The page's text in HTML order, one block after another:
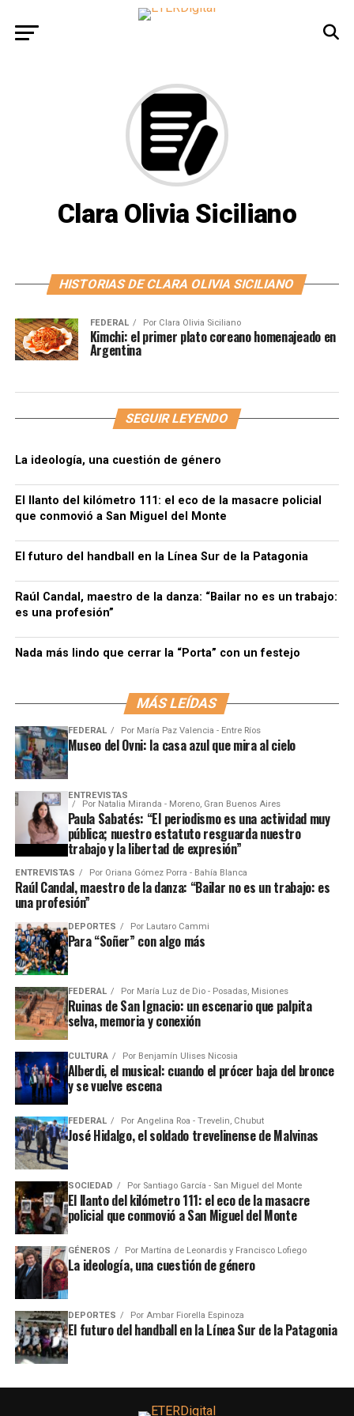
Clara Olivia Siciliano
HISTORIAS DE CLARA OLIVIA SICILIANO
FEDERAL Por Clara Olivia Siciliano
Kimchi: el primer plato coreano homenajeado en
Argentina
SEGUIR LEYENDO
La ideología, una cuestión de género
El llanto del kilómetro 111: el eco de la masacre policial
que conmovió a San Miguel del Monte
El futuro del handball en la Línea Sur de la Patagonia
Raúl Candal, maestro de la danza: “Bailar no es un trabajo:
es una profesión”
Nada más lindo que cerrar la “Porta” con un festejo
MÁS LEÍDAS
FEDERAL Por María Paz Valencia - Entre Ríos
Museo del Ovni: la casa azul que mira al cielo
ENTREVISTAS
Por Natalia Miranda - Moreno, Gran Buenos Aires
Paula Sabatés: “El periodismo es una actividad muy
pública; nuestro estatuto resguarda nuestro
trabajo y la libertad de expresión”
ENTREVISTAS Por Oriana Gómez Porra - Bahía Blanca
Raúl Candal, maestro de la danza: “Bailar no es un trabajo: es
una profesión”
DEPORTES Por Lautaro Cammi
Para “Soñer” con algo más
FEDERAL Por María Luz de Dio - Posadas, Misiones
Ruinas de San Ignacio: un escenario que palpita
selva, memoria y conexión
CULTURA Por Benjamín Ulises Nicosia
Alberdi, el musical: cuando el prócer baja del bronce
y se vuelve escena
FEDERAL Por Angelina Roa - Trevelin, Chubut
José Hidalgo, el soldado trevelinense de Malvinas
SOCIEDAD Por Santiago García - San Miguel del Monte
El llanto del kilómetro 111: el eco de la masacre
policial que conmovió a San Miguel del Monte
GÉNEROS Por Martína de Leonardis y Francisco Lofiego
La ideología, una cuestión de género
DEPORTES Por Ambar Fiorella Espinoza
El futuro del handball en la Línea Sur de la Patagonia